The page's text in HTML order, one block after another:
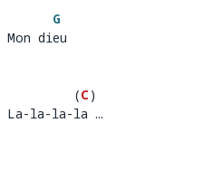
Mon di
G
eu
Mon dieu
La-la-la-
(C)
a
La-la-la-la …